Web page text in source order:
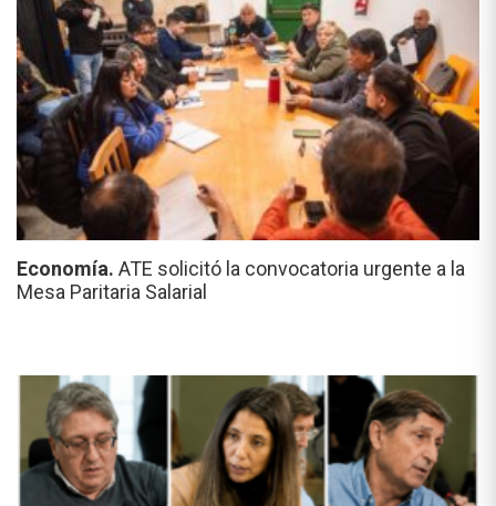
Economía. ATE solicitó la convocatoria urgente a la
Mesa Paritaria Salarial